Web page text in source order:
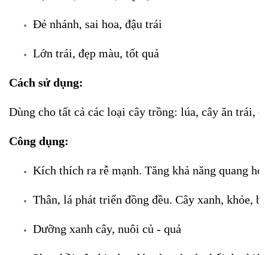
Đẻ nhánh, sai hoa, đậu trái
Lớn trái, đẹp màu, tốt quả
Cách sử dụng:
Dùng cho tất cả các loại cây trồng: lúa, cây ăn trái,
Công dụng:
Kích thích ra rễ mạnh. Tăng khả năng quang
Thân, lá phát triển đồng đều. Cây xanh, khỏe,
Dưỡng xanh cây, nuôi củ - quả